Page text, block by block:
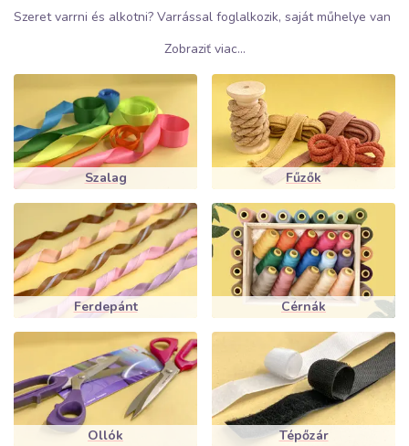
Szeret varrni és alkotni? Varrással foglalkozik, saját műhelye van
tekintse meg bő választékunkat. Olyan kiváló minőségű
rövidárutkínálunkkedvezményes áron, amely tökéletesen illik
az Ön által használt anyagokhoz!
Zobraziť viac...
Szalag Fűzők
Ferdepánt Cérnák
Ollók Tépőzár